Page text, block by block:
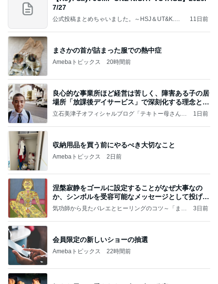
7/27
公式投稿まとめちゃいました。～HSJ＆UT&K.O.
11日前
まさかの首が詰まった服での熱中症
Amebaトピックス 20時間前
良心的な事業所ほど経営は苦しく、障害ある子の居
場所「放課後デイサービス」で深刻化する理念と現
実の
立石美津子オフィシャルブログ「テキトー母さんの
1日前
収納用品を買う前にやるべき大切なこと
Amebaトピックス 2日前
涅槃寂静をゴールに設定することがなぜ大事なの
か、シンボルを受容可能なメッセージとして投げる
ことが
気功師から見たバレエとヒーリングのコツ～「まと
3日前
会員限定の新しいショーの抽選
Amebaトピックス 22時間前